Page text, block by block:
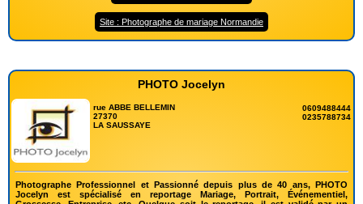
Site : Photographe de mariage Normandie
PHOTO Jocelyn
rue ABBE BELLEMIN
27370
LA SAUSSAYE
0609488444
0235788734
Photographe Professionnel et Passionné depuis plus de 40 ans, PHOTO
Jocelyn est spécialisé en reportage Mariage, Portrait, Événementiel,